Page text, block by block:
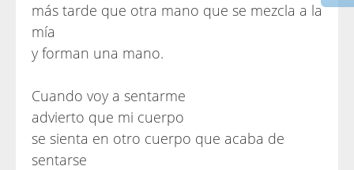
más tarde que otra mano que se mezcla a la
mía
y forman una mano.
Cuando voy a sentarme
advierto que mi cuerpo
se sienta en otro cuerpo que acaba de
sentarse